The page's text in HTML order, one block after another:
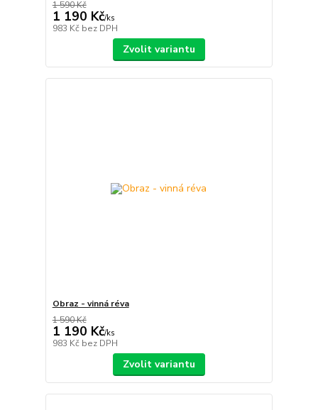
1 590 Kč
1 190 Kč/ks
983 Kč bez DPH
Zvolit variantu
Obraz - vinná réva
1 590 Kč
1 190 Kč/ks
983 Kč bez DPH
Zvolit variantu